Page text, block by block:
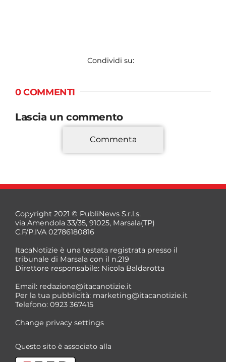
Condividi su:
0 COMMENTI
Lascia un commento
*
*
Commenta
Copyright 2021 © PubliNews S.r.l.s.
via Amendola 33/35, 91025, Marsala(TP)
C.F/P.IVA 02786180816
ItacaNotizie è una testata registrata presso il
tribunale di Marsala con il n.219
Direttore responsabile: Nicola Baldarotta
Email: redazione@itacanotizie.it
Per la tua pubblicità: marketing@itacanotizie.it
Telefono: 0923 367415
Change privacy settings
Questo sito è associato alla